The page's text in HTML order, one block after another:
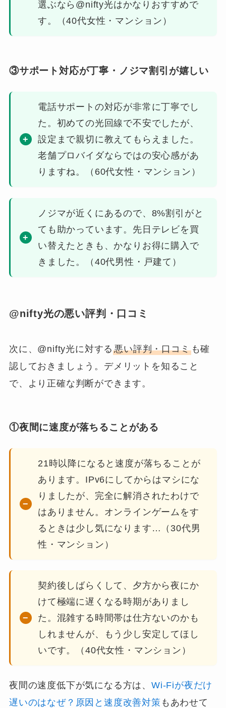
選ぶなら@nifty光はかなりおすすめで
す。（40代女性・マンション）
③サポート対応が丁寧・ノジマ割引が嬉しい
電話サポートの対応が非常に丁寧でし
た。初めての光回線で不安でしたが、
設定まで親切に教えてもらえました。
老舗プロバイダならではの安心感があ
りますね。（60代女性・マンション）
ノジマが近くにあるので、8%割引がと
ても助かっています。先日テレビを買
い替えたときも、かなりお得に購入で
きました。（40代男性・戸建て）
@nifty光の悪い評判・口コミ
次に、@nifty光に対する悪い評判・口コミも確
認しておきましょう。デメリットを知ること
で、より正確な判断ができます。
①夜間に速度が落ちることがある
21時以降になると速度が落ちることが
あります。IPv6にしてからはマシにな
りましたが、完全に解消されたわけで
はありません。オンラインゲームをす
るときは少し気になります…（30代男
性・マンション）
契約後しばらくして、夕方から夜にか
けて極端に遅くなる時期がありまし
た。混雑する時間帯は仕方ないのかも
しれませんが、もう少し安定してほし
いです。（40代女性・マンション）
夜間の速度低下が気になる方は、Wi-Fiが夜だけ
遅いのはなぜ？原因と速度改善対策 もあわせて